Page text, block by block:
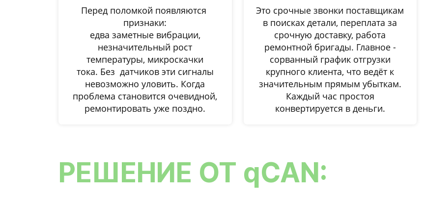
Перед поломкой появляются
признаки:
едва заметные вибрации,
незначительный рост
температуры, микроскачки
тока. Без датчиков эти сигналы
невозможно уловить. Когда
проблема становится очевидной,
ремонтировать уже поздно.
Это срочные звонки поставщикам
в поисках детали, переплата за
срочную доставку, работа
ремонтной бригады. Главное -
сорванный график отгрузки
крупного клиента, что ведёт к
значительным прямым убыткам.
Каждый час простоя
конвертируется в деньги.
РЕШЕНИЕ ОТ qCAN: